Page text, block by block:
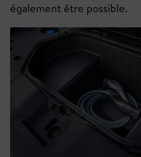
également être possible.